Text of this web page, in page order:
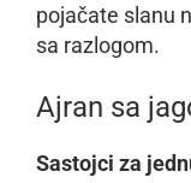
pojačate slanu
sa razlogom.
Ajran sa
Sastojci za